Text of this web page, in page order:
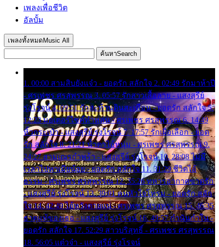
เพลงเพื่อชีวิต
อัลบั้ม
เพลงทั้งหมด Music All
ค้นหาSearch
1. 00:00 สามสิบยังแจ๋ว - ยอดรัก สลักใจ 2. 02:49 รักมาห้าปี
- ศรเพชร ศรสุพรรณ 3. 05:57 รักสาวเสื้อลาย - แสงสุรีย์
รุ่งโรจน์ 4. 09:51 รักสะท้านดินสะเทือน - ยอดรัก สลักใจ 5.
12:23 มอเตอร์ไซค์ทำหล่น - ศรเพชร ศรสุพรรณ 6. 14:49
หิ้วกระเป๋า - แสงสุรีย์ รุ่งโรจน์ 7. 17:57 รักเผื่อเลือก - ยอด
รัก สลักใจ 8. 21:21 น้ำตาไอ้หนุ่ม - ศรเพชร ศรสุพรรณ 9.
24:27 สามเณรกำพร้า - แสงสุรีย์ รุ่งโรจน์ 10. 28:08 ไม่มี
เวลาไปหาเมียน้อย - ยอดรัก สลักใจ 11. 31:29 ชีวิตไอ้
ธรรม - ศรเพชร ศรสุพรรณ 12. 35:26 ทหารอากาศขาดรัก
- แสงสุรีย์ รุ่งโรจน์ 13. 39:01 คนหัวใจโทรม - ยอดรัก สลัก
ใจ 14. 42:49 ไอ้หวังตายแน่ - ศรเพชร ศรสุพรรณ 15. 46:35
ธาตุแท้ของเธอ - แสงสุรีย์ รุ่งโรจน์ 16. 49:57 กำนันกำใน -
ยอดรัก สลักใจ 17. 52:29 สาวบริสุทธิ์ - ศรเพชร ศรสุพรรณ
18. 56:05 แต๋วจ๋า - แสงสุรีย์ รุ่งโรจน์